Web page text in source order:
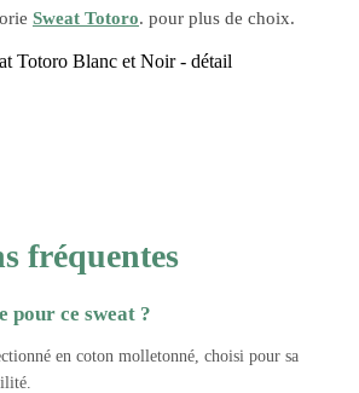
Sweat Totoro. pour plus de choix.
fréquentes
pour ce sweat ?
en coton molletonné, choisi pour sa